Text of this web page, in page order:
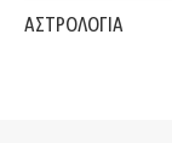
ΑΣΤΡΟΛΟΓΙΑ